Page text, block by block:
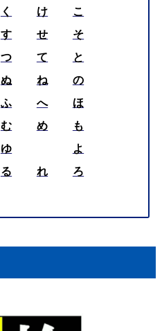
く け
こ
す せ
そ
つ て
と
ぬ ね
の
ふ へ
ほ
む め
も
ゆ
よ
る れ
ろ